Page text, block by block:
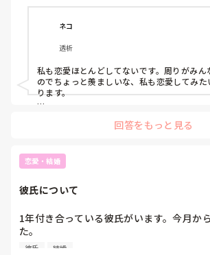
と思い、母からの強い勧めもあって昨年
者なのに…でも年齢のこと考えるとなー…
現在数人の男性と連絡を取らせてもらって
愛したい！と強く思わないせいか連絡を取
か？一生恋愛ができないのでは？」と落ち
私みたいな方はいますか？差し支えなけれ
また、恋愛なんてしないと思っていたのに
ださい。
ネコ
透析
私も恋愛ほとんどしてないです。周りがみん
のでちょっと羨ましいな、私も恋愛してみ
ります。
られましたが、卒業後も先輩のことが忘れら
らい連絡とってません。
込むことあります。
今後は、就職して環境が変わればもしかし
も、何かの拍子に先輩とばったり会うかもっ
こんなのが参考になるのかわかりませんが、
回答をもっと見る
恋愛・結婚
彼氏について
1年付き合っている彼氏がいます。今月か
た。
私は30で、彼氏は26です。
彼氏 結婚